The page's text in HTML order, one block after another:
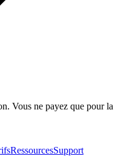
Vous ne payez que pour la
RessourcesSupport